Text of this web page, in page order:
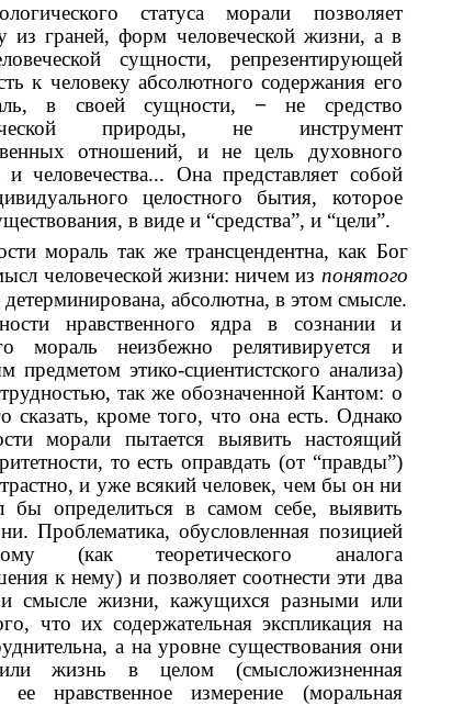
статуса морали позволяет
из граней, форм человеческой жизни, а в
сущности, репрезентирующей
к человеку абсолютного содержания его
в своей сущности, −не средство
природы, не инструмент
отношений, и не цель духовного
и человечества... Она представляет собой
целостного бытия, которое
в виде и “средства”, и “цели”.
мораль так же трансцендентна, как Бог
человеческой жизни: ничем из понятого
детерминирована, абсолютна, в этом смысле.
нравственного ядра в сознании и
мораль неизбежно релятивируется и
предметом этико-сциентистского анализа)
трудностью, так же обозначенной Кантом: о
сказать, кроме того, что она есть. Однако
морали пытается выявить настоящий
то есть оправдать (от “правды”)
и уже всякий человек, чем бы он ни
бы определиться в самом себе, выявить
Проблематика, обусловленная позицией
(как теоретического аналога
к нему) и позволяет соотнести эти два
смысле жизни, кажущихся разными или
что их содержательная экспликация на
а на уровне существования они
жизнь в целом (смысложизненная
нравственное измерение (моральная